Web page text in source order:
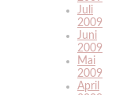
Juli
2009
Juni
2009
Mai
2009
April